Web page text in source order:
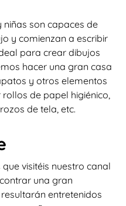
niñas son capaces de
y comienzan a escribir
para crear dibujos
hacer una gran casa
y otros elementos
de papel higiénico,
de tela, etc.
visitéis nuestro canal
una gran
entretenidos